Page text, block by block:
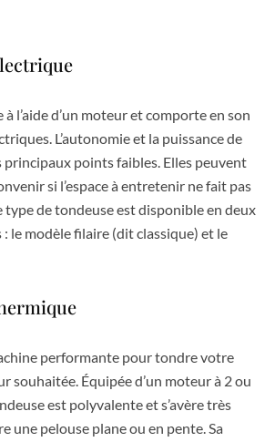
l’aide d’un moteur et comporte en son
L’autonomie et la puissance de
principaux points faibles. Elles peuvent
si l’espace à entretenir ne fait pas
type de tondeuse est disponible en deux
le modèle filaire (dit classique) et le
performante pour tondre votre
souhaitée. Équipée d’un moteur à 2 ou
est polyvalente et s’avère très
une pelouse plane ou en pente. Sa